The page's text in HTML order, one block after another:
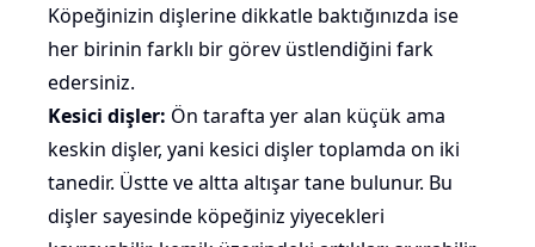
Köpeğinizin dişlerine dikkatle baktığınızda ise
her birinin farklı bir görev üstlendiğini fark
edersiniz.
Kesici dişler: Ön tarafta yer alan küçük ama
keskin dişler, yani kesici dişler toplamda on iki
tanedir. Üstte ve altta altışar tane bulunur. Bu
dişler sayesinde köpeğiniz yiyecekleri